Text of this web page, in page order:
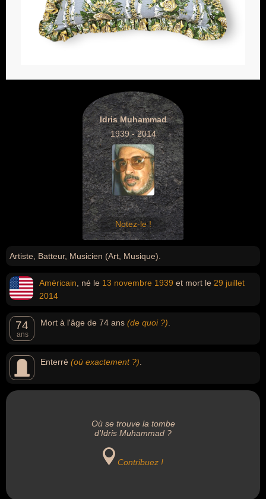
Idris Muhammad
1939 - 2014
Notez-le !
Artiste, Batteur, Musicien (Art, Musique).
Américain , né le 13 novembre 1939 et mort le 29 juillet
2014
74
ans
Mort à l'âge de 74 ans (de quoi ?)
Enterré (où exactement ?)
Où se trouve la tombe
d'Idris Muhammad ?
Contribuez !